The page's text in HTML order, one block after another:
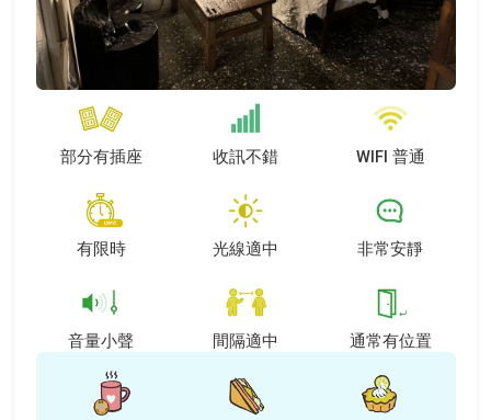
部分有插座 收訊不錯 WIFI 普通
有限時 光線適中 非常安靜
音量小聲 間隔適中 通常有位置